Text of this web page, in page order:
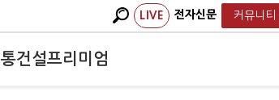
LIVE 전자신문 커뮤니티
건설프리미엄